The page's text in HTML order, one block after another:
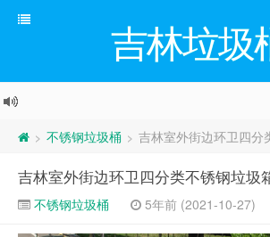
吉林垃圾
> 不锈钢垃圾桶 > 吉林室外街边环卫四分
吉林室外街边环卫四分类不锈钢垃圾
不锈钢垃圾桶 5年前 (2021-10-27)